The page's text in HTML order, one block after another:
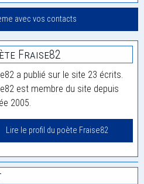
avec vos contacts
Fraise82
a publié sur le site 23 écrits.
est membre du site depuis
2005.
Lire le profil du poète Fraise82